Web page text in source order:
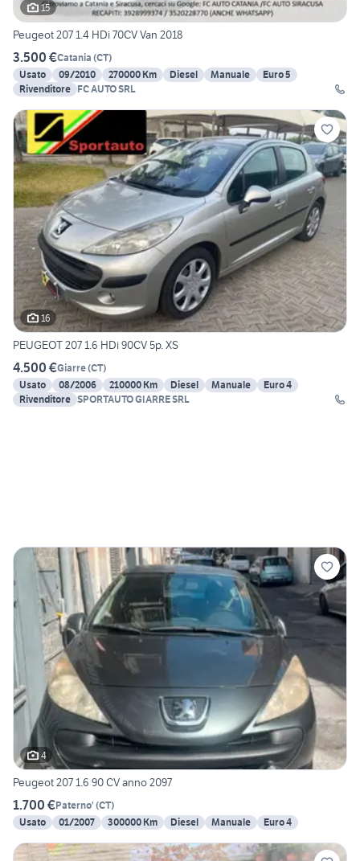
15
Peugeot 207 1.4 HDi 70CV Van 2018
3.500 €Catania (CT)
Usato
09/2010 270000 Km Diesel Manuale
Euro 5
Rivenditore FC AUTO SRL
16
PEUGEOT 207 1.6 HDi 90CV 5p. XS
4.500 €Giarre(CT)
Usato
08/2006 210000 Km Diesel Manuale
Euro 4
Rivenditore SPORTAUTO GIARRE SRL
4
Peugeot 207 1.6 90 CV anno 2097
1.700 €Paterno' (CT)
Usato
01/2007 300000 Km Diesel Manuale Euro 4